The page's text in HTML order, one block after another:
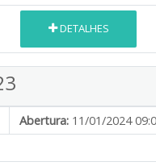
DETALHES
Abertura: 11/01/2024